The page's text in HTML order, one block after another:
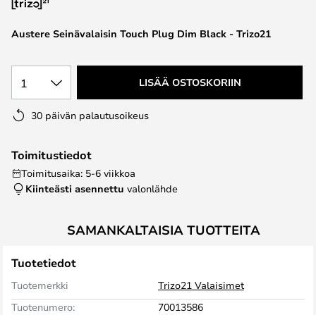
the
images
Austere Seinävalaisin Touch Plug Dim Black - Trizo21
1 LISÄÄ OSTOSKORIIN
30 päivän palautusoikeus
Toimitustiedot
Toimitusaika: 5-6 viikkoa
Kiinteästi asennettu valonlähde
SAMANKALTAISIA TUOTTEITA
Tuotetiedot
Tuotemerkki
Trizo21 Valaisimet
Tuotenumero:
70013586